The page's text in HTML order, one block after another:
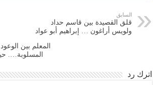
السابق
قلق القصيدة بين قاسم حداد
ولويس أراغون … إبراهيم أبو عواد
المعلم بين
المسلوبة….
اترك رد